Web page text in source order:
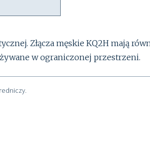
Złącza męskie KQ2H mają
w ograniczonej przestrzeni.